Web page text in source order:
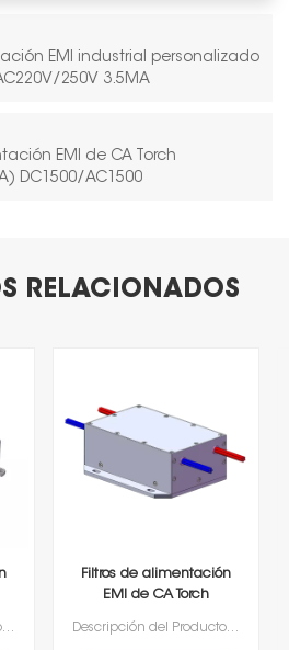
EMI industrial personalizado
250V 3.5MA
EMI de CA Torch
DC1500/AC1500
RELACIONADOS
Descripción del ProductoFiltros de alimentación EMI personalizados y componentes relacionados.
Filtros de alimentación
EMI de CA Torch
DC1500/AC1500
Descripción del ProductoFiltros de alimentación EMI personalizados y componentes relacionados.